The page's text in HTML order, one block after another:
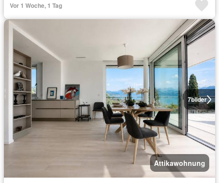
Vor 1 Woche, 1 Tag
7bilder
Attikawohnung